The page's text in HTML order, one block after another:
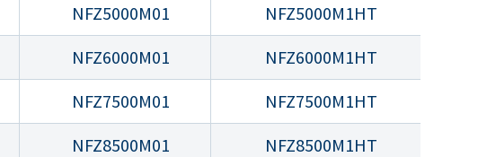
NFZ5000M01
NFZ5000M1HT
NFZ6000M01
NFZ6000M1HT
NFZ7500M01
NFZ7500M1HT
NFZ8500M01
NFZ8500M1HT